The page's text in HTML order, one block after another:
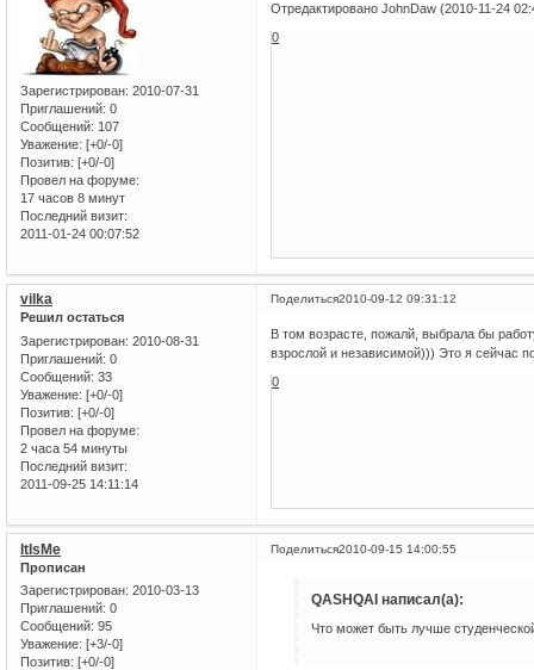
Зарегистрирован: 2010-07-31
Приглашений: 0
Сообщений: 107
Уважение: [+0/-0]
Позитив: [+0/-0]
Провел на форуме:
17 часов 8 минут
Последний визит:
2011-01-24 00:07:52
Отредактировано JohnDaw (2010-11-24
0
Поделиться2010-09-12 09:31:12
vilka
Решил остаться
Зарегистрирован: 2010-08-31
Приглашений: 0
Сообщений: 33
Уважение: [+0/-0]
Позитив: [+0/-0]
Провел на форуме:
2 часа 54 минуты
Последний визит:
2011-09-25 14:11:14
В том возрасте, пожалй, выбрала бы
взрослой и независимой))) Это я сейчас
0
Поделиться2010-09-15 14:00:55
ItIsMe
Прописан
Зарегистрирован: 2010-03-13
Приглашений: 0
Сообщений: 95
Уважение: [+3/-0]
Позитив: [+0/-0]
QASHQAI написал(а):
Что может быть лучше